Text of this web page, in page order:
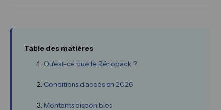
Table des matières
Qu'est-ce que le Rénopack ?
Conditions d'accès en 2026
Montants disponibles